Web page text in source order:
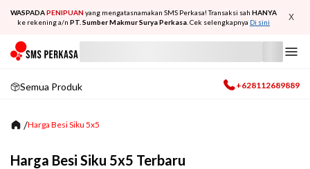
WASPADAPENIPUAN yang mengatasnamakan SMS Perkasa! Transaksi sah HANYA
ke rekening a/n PT. Sumber Makmur Surya Perkasa . Cek selengkapnya Di sini X
Semua Produk +628112689889
/Harga Besi Siku 5x5
Harga Besi Siku 5x5 Terbaru